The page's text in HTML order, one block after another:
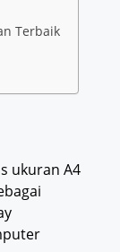
Terbaik
ukuran A4